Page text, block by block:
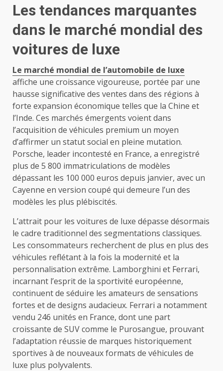
Les tendances marquantes
dans le marché mondial des
voitures de luxe
Le marché mondial de l’automobile de luxe
affiche une croissance vigoureuse, portée par une
hausse significative des ventes dans des régions à
forte expansion économique telles que la Chine et
l’Inde. Ces marchés émergents voient dans
l’acquisition de véhicules premium un moyen
d’affirmer un statut social en pleine mutation.
Porsche, leader incontesté en France, a enregistré
plus de 5 800 immatriculations de modèles
dépassant les 100 000 euros depuis janvier, avec un
Cayenne en version coupé qui demeure l’un des
modèles les plus plébiscités.
L’attrait pour les voitures de luxe dépasse désormais
le cadre traditionnel des segmentations classiques.
Les consommateurs recherchent de plus en plus des
véhicules reflétant à la fois la modernité et la
personnalisation extrême. Lamborghini et Ferrari,
incarnant l’esprit de la sportivité européenne,
continuent de séduire les amateurs de sensations
fortes et de designs audacieux. Ferrari a notamment
vendu 246 unités en France, dont une part
croissante de SUV comme le Purosangue, prouvant
l’adaptation réussie de marques historiquement
sportives à de nouveaux formats de véhicules de
luxe plus polyvalents.